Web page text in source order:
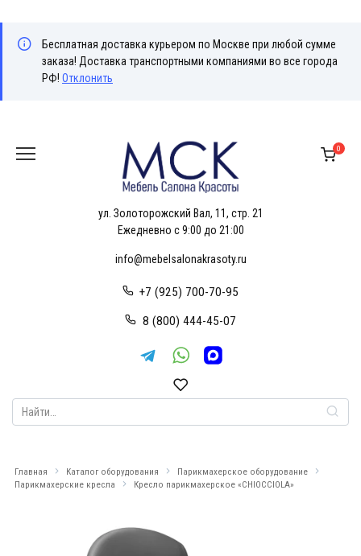
Бесплатная доставка курьером по Москве при любой сумме
заказа! Доставка транспортными компаниями во все города
РФ! Отклонить
содержанию
ул. Золоторожский Вал, 11, стр. 21
Ежедневно с 9:00 до 21:00
info@mebelsalonakrasoty.ru
+7 (925) 700-70-95
8 (800) 444-45-07
0
Search
for:
Главная Каталог оборудования
Парикмахерское оборудование
Парикмахерские кресла
Кресло парикмахерское «CHIOCCIOLA»